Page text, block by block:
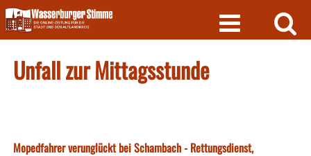
Skip
to
content
Unfall zur Mittagsstunde
Mopedfahrer verunglückt bei Schambach - Rettungsdienst,